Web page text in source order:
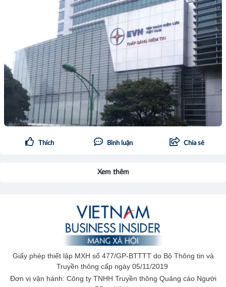
Thích Bình luận Chia sẻ
Xem thêm
Giấy phép thiết lập MXH số 477/GP-BTTTT do Bộ Thông tin và
Truyền thông cấp ngày 05/11/2019
Đơn vị vận hành: Công ty TNHH Truyền thông Quảng cáo Người